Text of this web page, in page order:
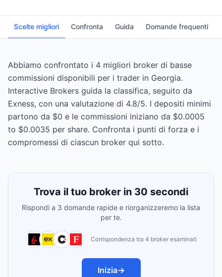
Scelte migliori Confronta Guida Domande frequenti
Abbiamo confrontato i 4 migliori broker di basse
commissioni disponibili per i trader in Georgia.
Interactive Brokers guida la classifica, seguito da
Exness, con una valutazione di 4.8/5. I depositi minimi
partono da $0 e le commissioni iniziano da $0.0005
to $0.0035 per share. Confronta i punti di forza e i
compromessi di ciascun broker qui sotto.
Trova il tuo broker in 30 secondi
Rispondi a 3 domande rapide e riorganizzeremo la lista
per te.
Corrispondenza tra 4 broker esaminati
Inizia→